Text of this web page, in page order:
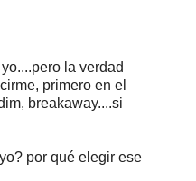
la verdad
primero en el
breakaway....si
por qué elegir ese